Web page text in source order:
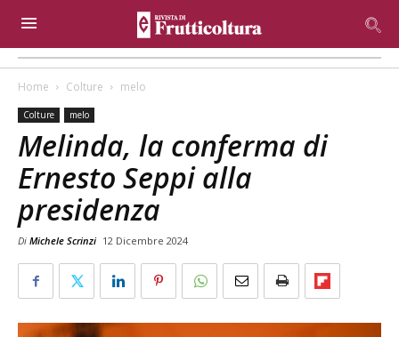
Home Colture melo
Colture melo
Melinda, la conferma di
Ernesto Seppi alla
presidenza
Di Michele Scrinzi 12 Dicembre 2024